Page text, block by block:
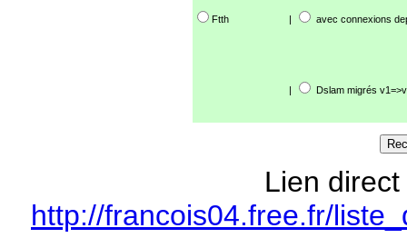
Ftth | avec connexions
| Dslam migrés
Lien
http://francois04.free.fr/